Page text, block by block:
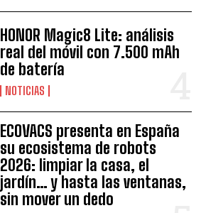
HONOR Magic8 Lite: análisis
real del móvil con 7.500 mAh
de batería
NOTICIAS
ECOVACS presenta en España
su ecosistema de robots
2026: limpiar la casa, el
jardín… y hasta las ventanas,
sin mover un dedo